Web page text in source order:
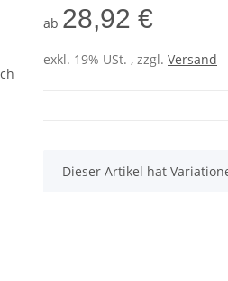
ab 28,92 €
exkl. 19% USt. , zzgl. Versand
x
Dieser Artikel hat